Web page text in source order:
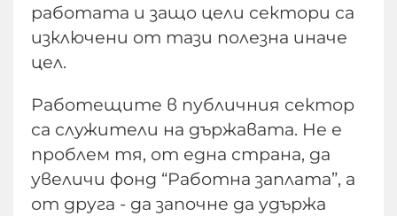
работата и защо цели сектори са
изключени от тази полезна иначе
цел.
Работещите в публичния сектор
са служители на държавата. Не е
проблем тя, от една страна, да
увеличи фонд “Работна заплата”, а
от друга - да започне да удържа